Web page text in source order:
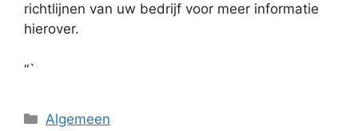
richtlijnen van uw bedrijf voor meer informatie
hierover.
“`
Categorieën
Algemeen